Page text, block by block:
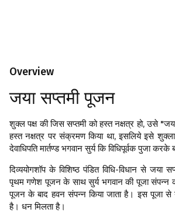
Overview
जया सप्तमी पूजन
शुक्ल पक्ष की जिस सप्तमी को हस्त नक्षत्र हो, उसे
हस्त नक्षत्र पर संक्रमण किया था, इसलिये इसे
देवाधिपति मार्तण्ड भगवान सुर्य कि विधिपूर्वक पुजा
दिव्ययोगशॉप के विशिष्ठ पंडित विधि-विधान से
पृथम गणेश पूजन के साथ सुर्य भगवान की पूजा संपन्न
पूजन के बाद हवन संपन्न किया जाता है। इस पूजा से
है। धन मिलता है।